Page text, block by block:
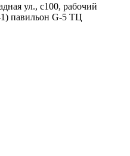
ул., с100, рабочий
павильон G-5 ТЦ